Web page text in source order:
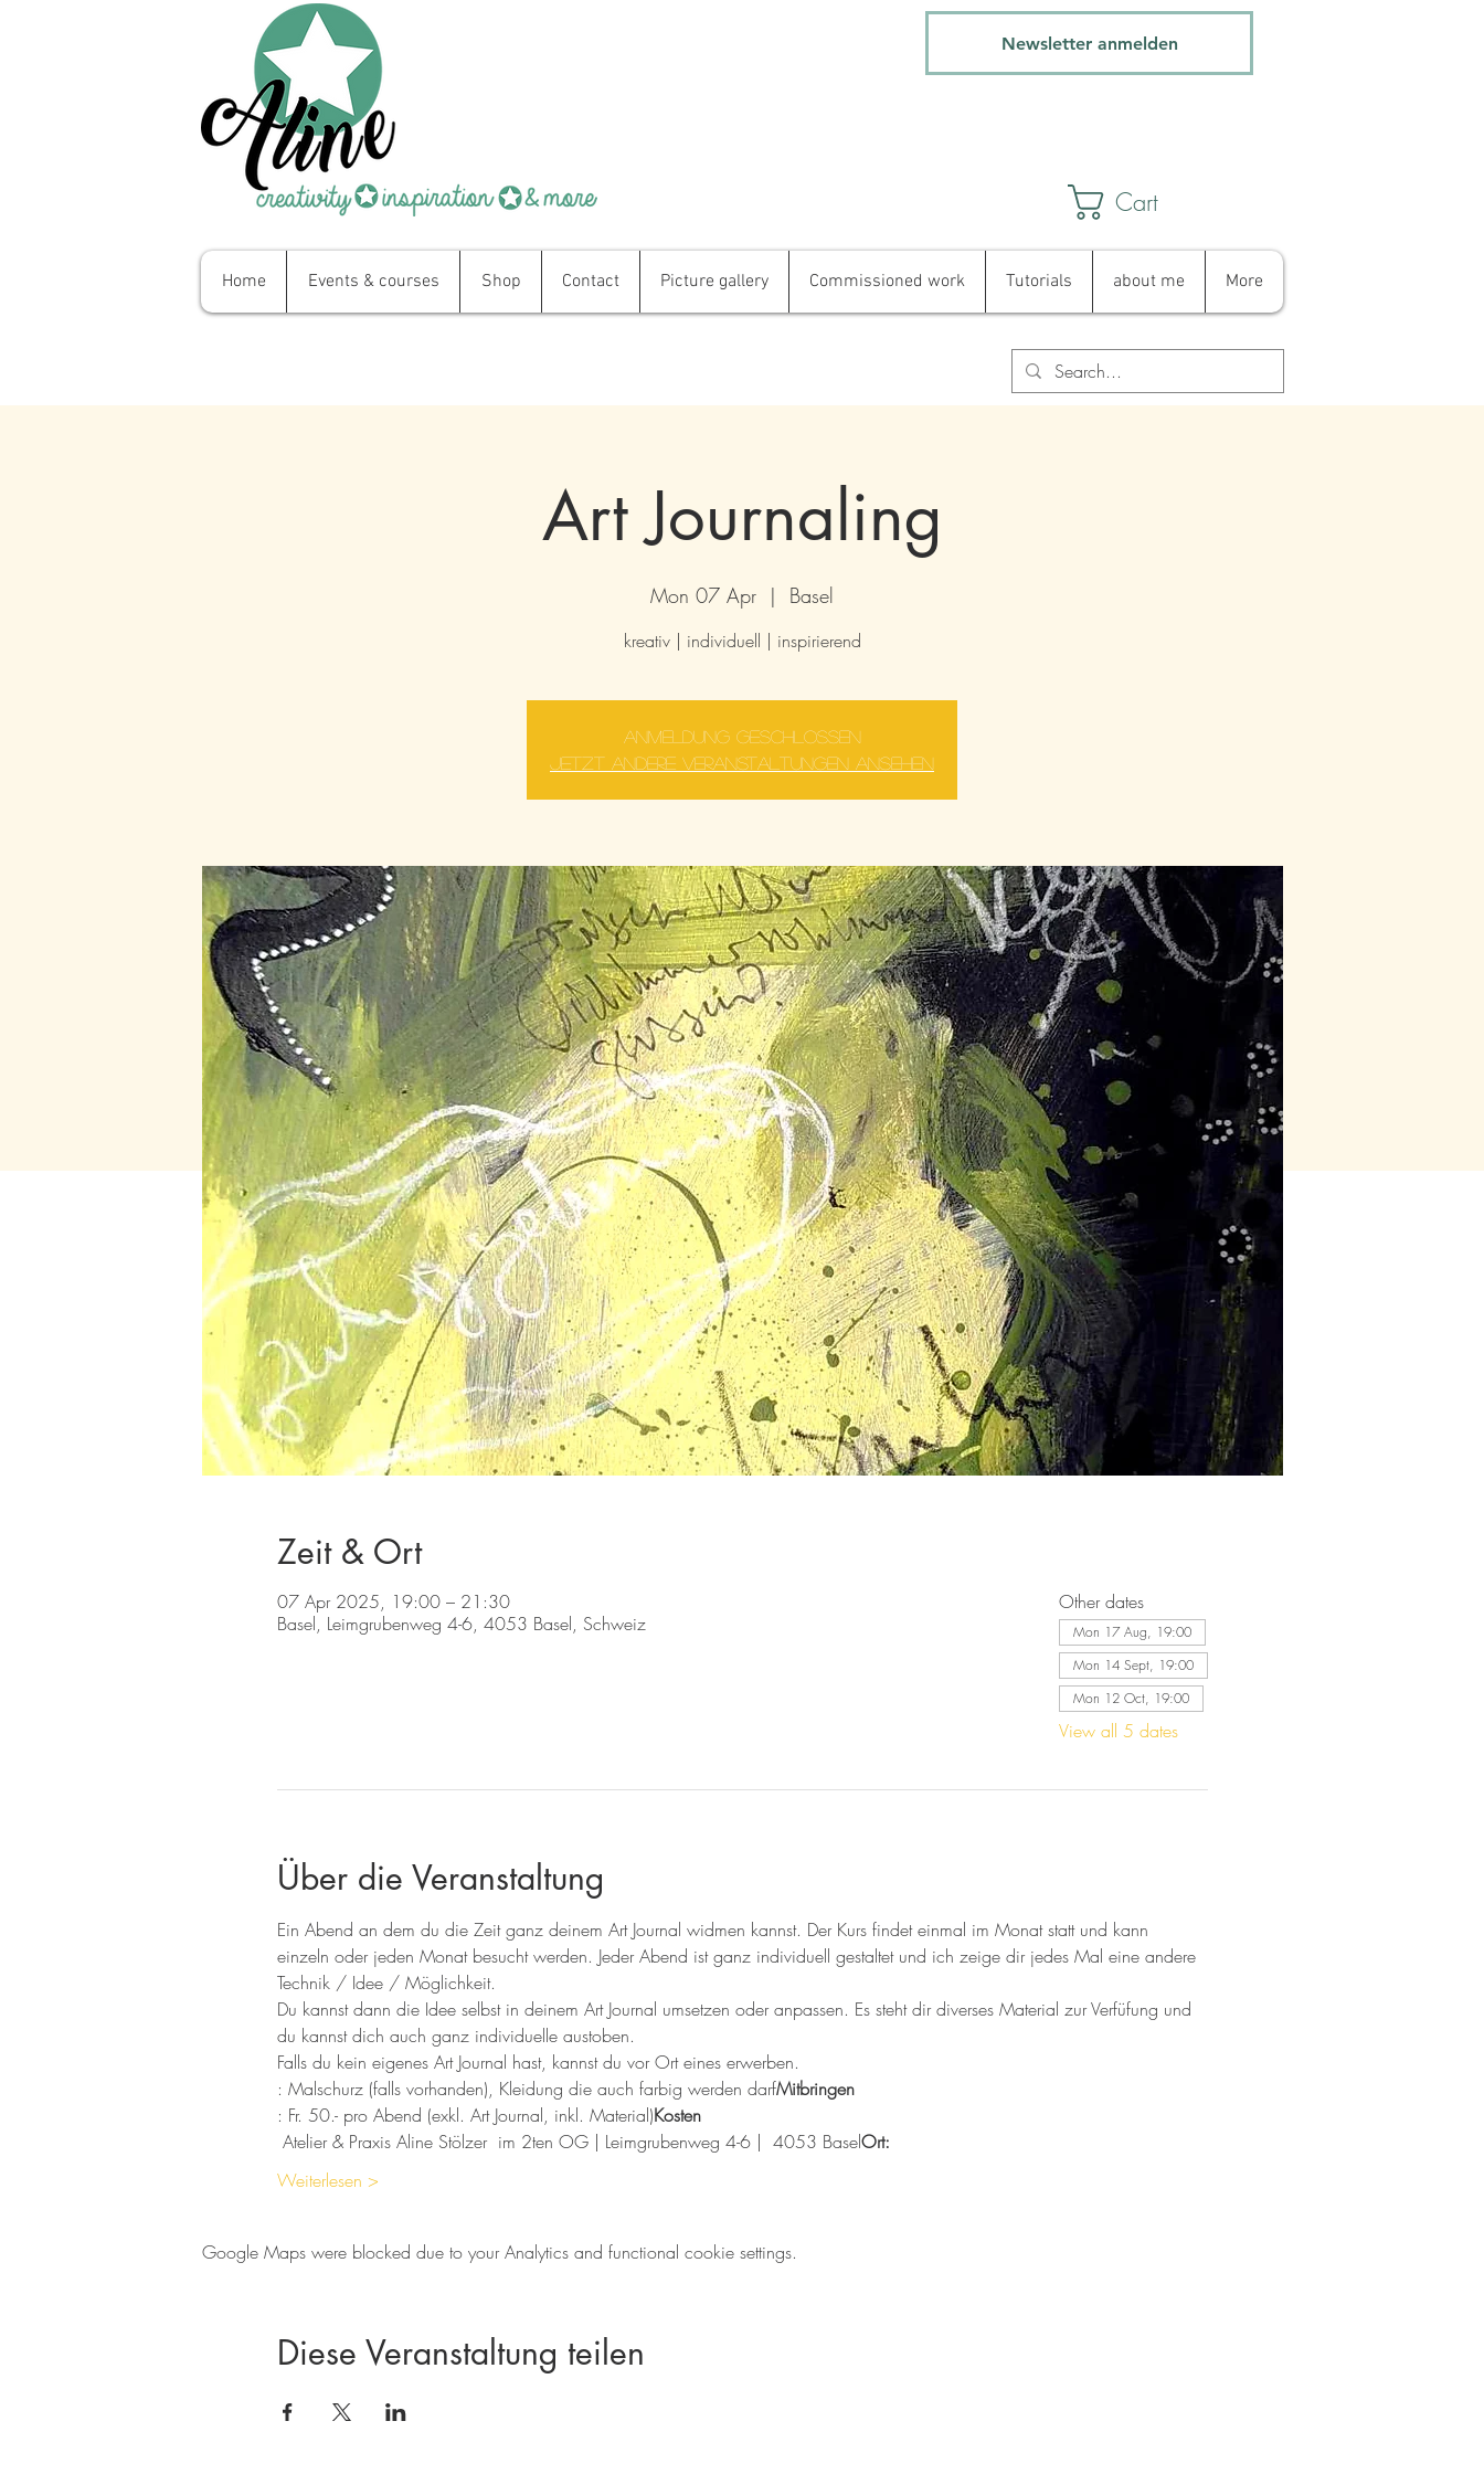
Newsletter anmelden
Cart
Home Events & courses Shop Contact Picture gallery Commissioned work Tutorials about me More
Art Journaling
Mon 07 Apr
  |
Basel
kreativ | individuell | inspirierend
Anmeldung geschlossen
Jetzt andere Veranstaltungen ansehen
Zeit & Ort
07 Apr 2025, 19:00 – 21:30
Basel, Leimgrubenweg 4-6, 4053 Basel, Schweiz
Other dates
Mon 17 Aug, 19:00
Mon 14 Sept, 19:00
Mon 12 Oct, 19:00
View all 5 dates
Über die Veranstaltung
Ein Abend an dem du die Zeit ganz deinem Art Journal widmen kannst. Der Kurs findet einmal im Monat statt und kann
einzeln oder jeden Monat besucht werden. Jeder Abend ist ganz individuell gestaltet und ich zeige dir jedes Mal eine andere
Technik / Idee / Möglichkeit.
Du kannst dann die Idee selbst in deinem Art Journal umsetzen oder anpassen. Es steht dir diverses Material zur Verfüfung und
du kannst dich auch ganz individuelle austoben.
Falls du kein eigenes Art Journal hast, kannst du vor Ort eines erwerben.
: Malschurz (falls vorhanden), Kleidung die auch farbig werden darfMitbringen
: Fr. 50.- pro Abend (exkl. Art Journal, inkl. Material)Kosten
Atelier & Praxis Aline Stölzer  im 2ten OG | Leimgrubenweg 4-6 |  4053 BaselOrt:
Weiterlesen >
Google Maps were blocked due to your Analytics and functional cookie settings.
Diese Veranstaltung teilen